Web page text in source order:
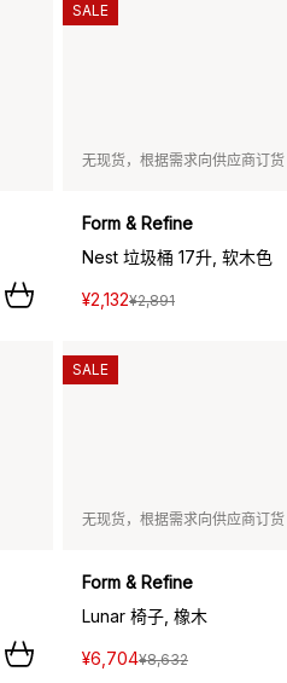
无现货，根据需求向供应商订货
Form & Refine
Nest 垃圾桶 17升, 软木色
¥2,132¥2,891
SALE
无现货，根据需求向供应商订货
Form & Refine
Lunar 椅子, 橡木
¥6,704¥8,632
SALE